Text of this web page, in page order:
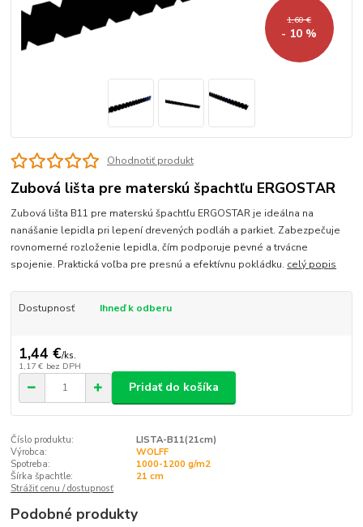
1,60 €
- 10 %
Ohodnotiť produkt
Zubová lišta pre materskú špachtľu ERGOSTAR
Zubová lišta B11 pre materskú špachtľu ERGOSTAR je ideálna na
nanášanie lepidla pri lepení drevených podláh a parkiet. Zabezpečuje
rovnomerné rozloženie lepidla, čím podporuje pevné a trvácne
spojenie. Praktická voľba pre presnú a efektívnu pokládku. celý popis
Dostupnosť Ihneď k odberu
1,44 €/ks.
1,17 € bez DPH
Pridať do košíka
Číslo produktu:
LISTA-B11(21cm)
Výrobca:
WOLFF
Spotreba:
1000-1200 g/m2
Šírka špachtle:
21 cm
Strážiť cenu / dostupnosť
Podobné produkty